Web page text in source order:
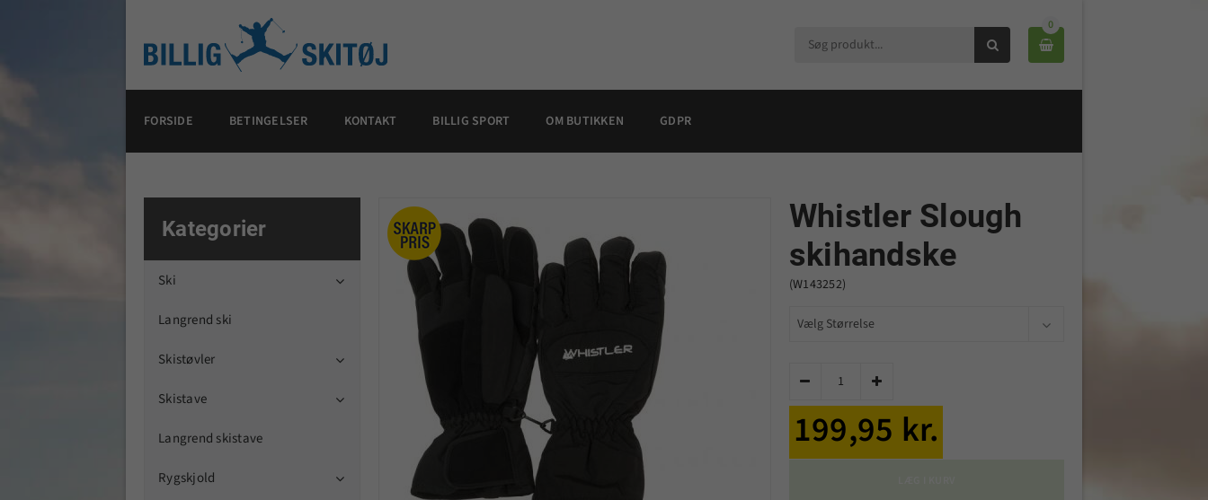

0

FORSIDE BETINGELSER KONTAKT BILLIG SPORT OM BUTIKKEN GDPR
Kategorier
Ski 
Langrend ski
Skistøvler 
Skistave 
Langrend skistave
Rygskjold 
Whistler Slough
skihandske
(W143252)
 
199,95 kr.